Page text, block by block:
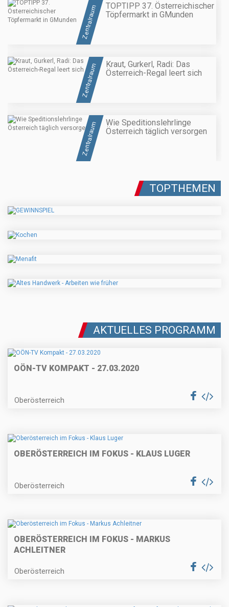
Zentralraum
TOPTIPP 37. Österreichischer
Töpfermarkt in GMunden
Zentralraum
Kraut, Gurkerl, Radi: Das
Österreich-Regal leert sich
Zentralraum
Wie Speditionslehrlinge
Österreich täglich versorgen
TOPTHEMEN
AKTUELLES PROGRAMM
OÖN-TV KOMPAKT - 27.03.2020
Oberösterreich
OBERÖSTERREICH IM FOKUS - KLAUS LUGER
Oberösterreich
OBERÖSTERREICH IM FOKUS - MARKUS
ACHLEITNER
Oberösterreich